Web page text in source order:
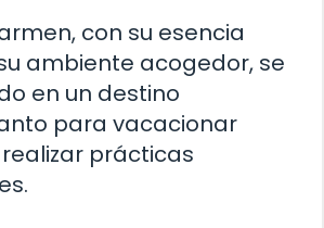
con su esencia
ambiente acogedor, se
en un destino
para vacacionar
prácticas